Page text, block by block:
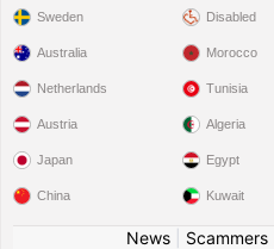
Sweden Disabled
Australia
Netherlands
Austria
Japan
China
Morocco
Tunisia
Algeria
Egypt
Kuwait
News| Scammers|